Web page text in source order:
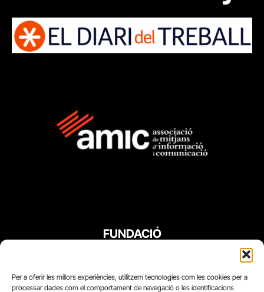
Per a oferir les millors experiències, utilitzem tecnologies com les cookies per a
processar dades com el comportament de navegació o les identificacions
FUNDACIÓ